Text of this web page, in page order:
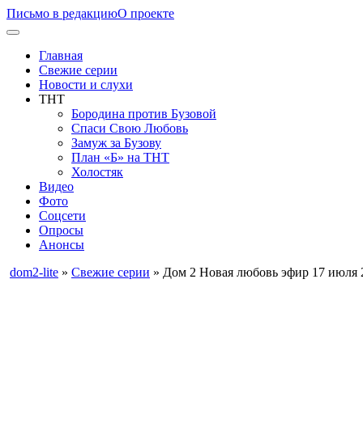
Письмо в редакциюО проекте
Главная
Свежие серии
Новости и слухи
ТНТ
Бородина против Бузовой
Спаси Свою Любовь
Замуж за Бузову
План «Б» на ТНТ
Холостяк
Видео
Фото
Соцсети
Опросы
Анонсы
dom2-lite » Свежие серии » Дом 2 Новая любовь эфир 17 июля